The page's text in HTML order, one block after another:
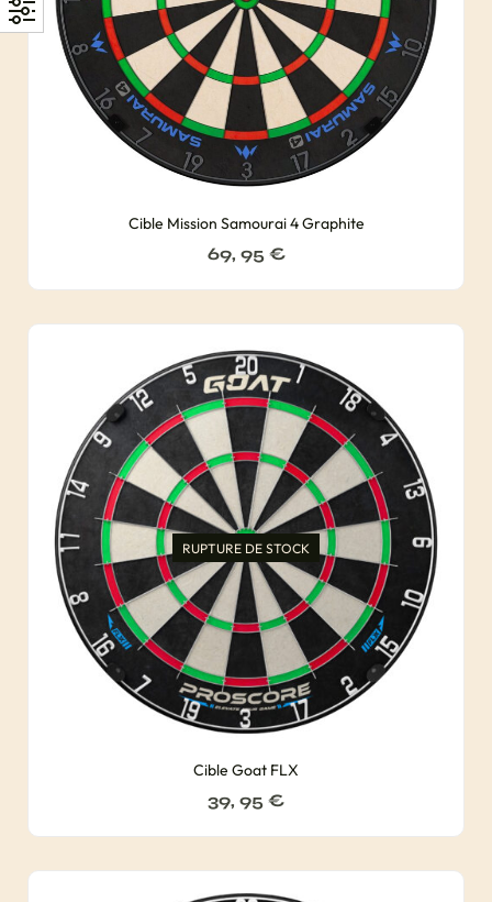
Cible Mission Samourai 4 Graphite
69, 95 €
RUPTURE DE STOCK
Cible Goat FLX
39, 95 €